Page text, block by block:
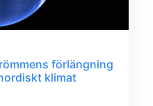
förlängning
klimat